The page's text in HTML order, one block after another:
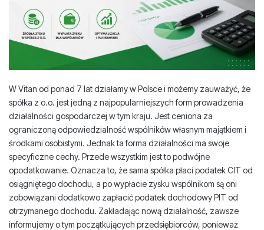
W Vitan od ponad 7 lat działamy w Polsce i możemy zauważyć, że
spółka z o.o. jest jedną z najpopularniejszych form prowadzenia
działalności gospodarczej w tym kraju. Jest ceniona za
ograniczoną odpowiedzialność wspólników własnym majątkiem i
środkami osobistymi. Jednak ta forma działalności ma swoje
specyficzne cechy. Przede wszystkim jest to podwójne
opodatkowanie. Oznacza to, że sama spółka płaci podatek CIT od
osiągniętego dochodu, a po wypłacie zysku wspólnikom są oni
zobowiązani dodatkowo zapłacić podatek dochodowy PIT od
otrzymanego dochodu. Zakładając nową działalność, zawsze
informujemy o tym początkujących przedsiębiorców, ponieważ